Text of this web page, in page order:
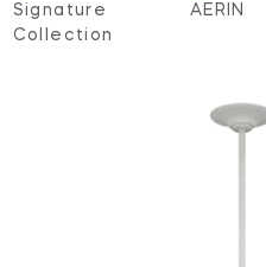
Signature
Collection
AERIN